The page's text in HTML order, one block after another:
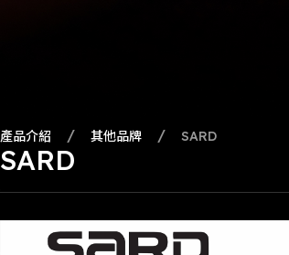
產品介紹 其他品牌 SARD
SARD